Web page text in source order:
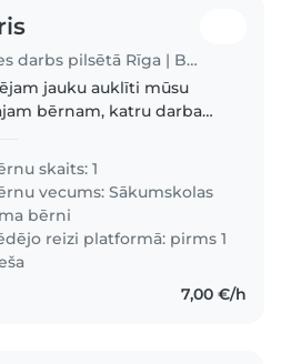
Aukles darbs pilsētā Rīga | Babysits
jauku auklīti mūsu
bērnam, katru darba
skaits: 1
vecums:Sākumskolas
bērni
reizi platformā: pirms 1
7,00 €/h